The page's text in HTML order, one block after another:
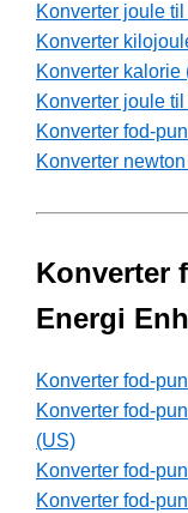
Konverter joule
Konverter
Konverter kalorie
Konverter joule
Konverter fod-
Konverter
Konverter
Energi
Konverter fod-
Konverter fod-
(US)
Konverter fod-
Konverter fod-